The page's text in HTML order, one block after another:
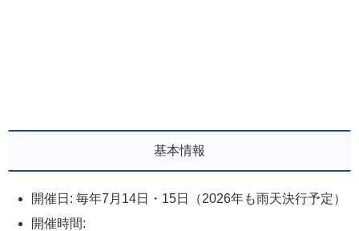
基本情報
開催日: 毎年7月14日・15日（2026年も雨天決行予定）
開催時間: